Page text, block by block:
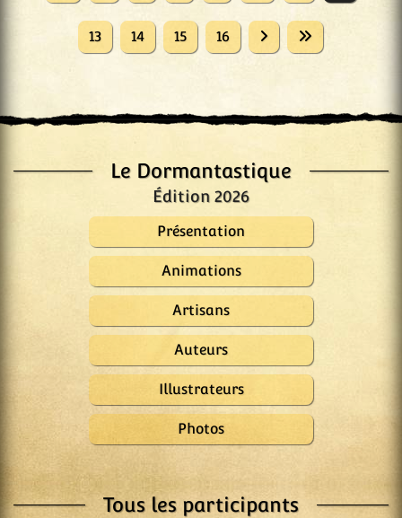
Le Dormantastique
Édition 2026
Présentation
Animations
Artisans
Auteurs
Illustrateurs
Photos
Tous les participants
13 14 15 16